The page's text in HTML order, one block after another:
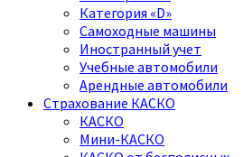
Категория «D»
Самоходные машины
Иностранный учет
Учебные автомобили
Арендные автомобили
Страхование КАСКО
КАСКО
Мини-КАСКО